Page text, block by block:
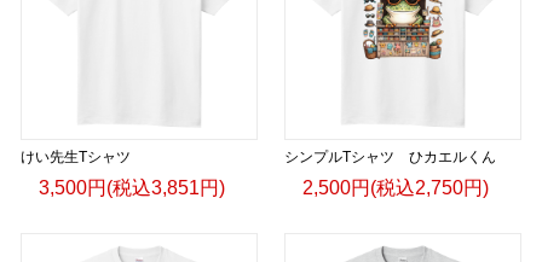
けい先生Tシャツ
3,500円(税込3,851円)
シンプルTシャツ ひカエルくん
2,500円(税込2,750円)